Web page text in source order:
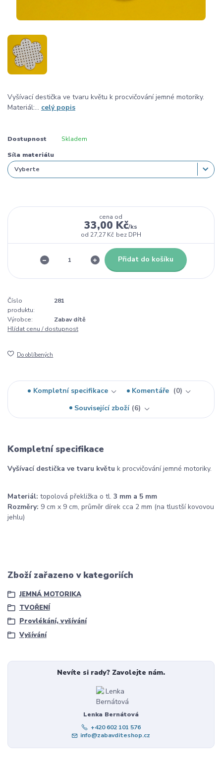
Vyšívací destička ve tvaru květu k procvičování jemné motoriky.
Materiál:... celý popis
Dostupnost Skladem
Síla materiálu
cena od
33,00 Kč/ks
od 27,27 Kč bez DPH
Přidat do košíku
Číslo
produktu:
281
Výrobce:
Zabav dítě
Hlídat cenu / dostupnost
Do oblíbených
Kompletní specifikace Komentáře
0
Související zboží 6
Kompletní specifikace
Vyšívací destička ve tvaru květu k procvičování jemné motoriky.
Materiál: topolová překližka o tl. 3 mm a 5 mm
Rozměry: 9 cm x 9 cm, průměr dírek cca 2 mm (na tlustší kovovou
jehlu)
Zboží zařazeno v kategoriích
JEMNÁ MOTORIKA
TVOŘENÍ
Provlékání, vyšívání
Vyšívání
Nevíte si rady? Zavolejte nám.
Lenka Bernátová
+420 602 101 576
info@zabavditeshop.cz